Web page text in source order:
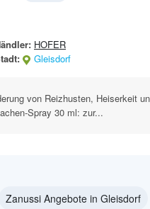
HOFER
Gleisdorf
von Reizhusten, Heiserkeit
Spray 30 ml: zur...
Zanussi Angebote in Gleisdorf